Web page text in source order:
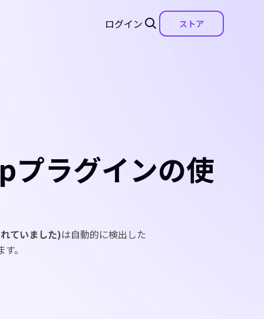
ログイン ストア
ラグインの使
ていました)は自動的に検出した
。